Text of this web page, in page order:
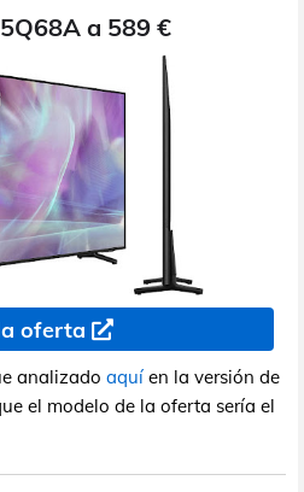
a 589 €
oferta
analizado aquí en la versión de
el modelo de la oferta sería el